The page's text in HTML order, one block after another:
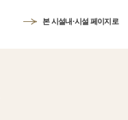
본 시설내·시설 페이지로